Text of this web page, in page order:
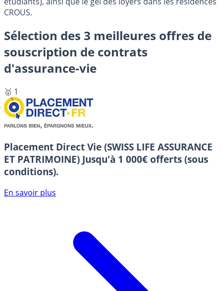
CROUS.
Sélection des 3 meilleures offres de
souscription de contrats
d'assurance-vie
🥇 1
Placement Direct Vie (SWISS LIFE ASSURANCE
ET PATRIMOINE) Jusqu'à 1 000€ offerts (sous
conditions).
En savoir plus